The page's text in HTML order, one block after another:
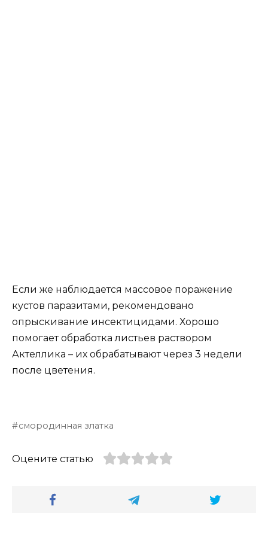
Если же наблюдается массовое поражение
кустов паразитами, рекомендовано
опрыскивание инсектицидами. Хорошо
помогает обработка листьев раствором
Актеллика – их обрабатывают через 3 недели
после цветения.
смородинная златка
Оцените статью